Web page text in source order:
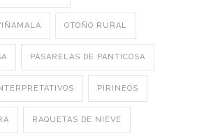
OTOÑO RURAL
PASARELAS DE PANTICOSA
PIRINEOS
RAQUETAS DE NIEVE